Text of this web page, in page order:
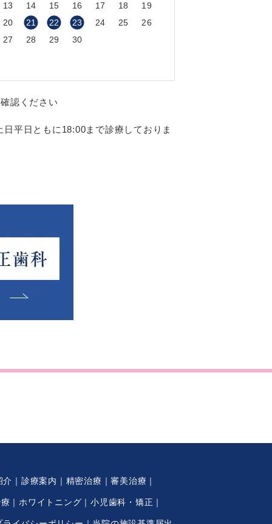
13
14 15 16 17 18
19
20
21 22 23 24 25
26
27
28 29 30
認ください
平日ともに18:00まで診療しておりま
介 診療案内 精密治療 審美治療
ホワイトニング 小児歯科・矯正